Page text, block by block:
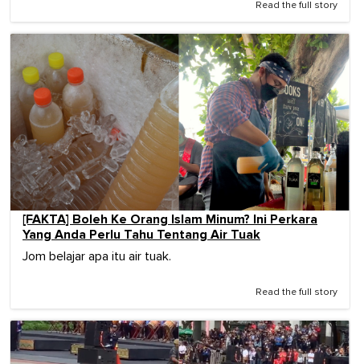
Read the full story
[FAKTA] Boleh Ke Orang Islam Minum? Ini Perkara
Yang Anda Perlu Tahu Tentang Air Tuak
Jom belajar apa itu air tuak.
Read the full story